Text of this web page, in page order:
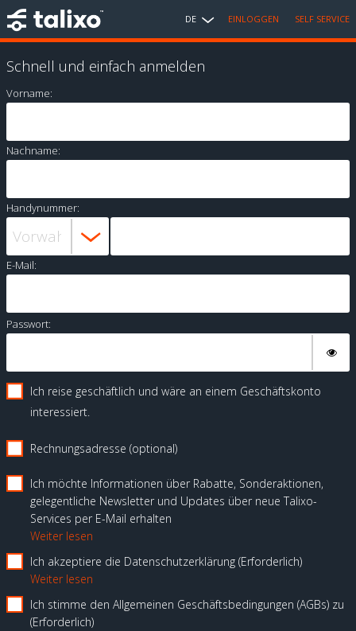
DE EINLOGGEN SELF SERVICE
Schnell und einfach anmelden
Vorname:
Nachname:
Handynummer:
E-Mail:
Passwort:
Ich reise geschäftlich und wäre an einem Geschäftskonto
interessiert.
Rechnungsadresse (optional)
Ich möchte Informationen über Rabatte, Sonderaktionen,
gelegentliche Newsletter und Updates über neue Talixo-
Services per E-Mail erhalten
Weiter lesen
Ich akzeptiere die Datenschutzerklärung Erforderlich
Weiter lesen
Ich stimme den Allgemeinen Geschäftsbedingungen (AGBs) zu
Erforderlich